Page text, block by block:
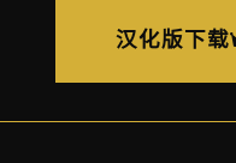
汉化版下载